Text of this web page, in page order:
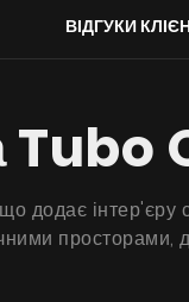
ВІДГУКИ
додає